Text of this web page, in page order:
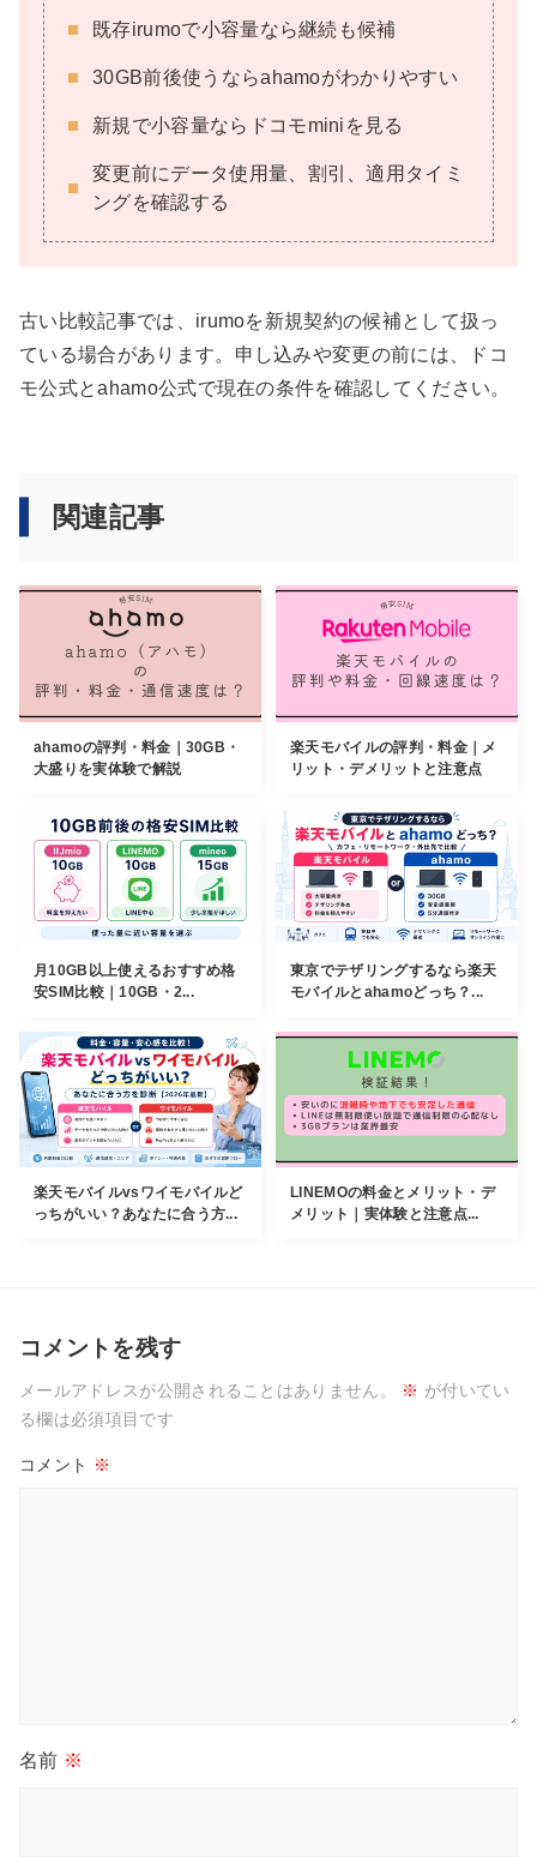
既存irumoで小容量なら継続も候補
30GB前後使うならahamoがわかりやすい
新規で小容量ならドコモminiを見る
変更前にデータ使用量、割引、適用タイミ
ングを確認する
古い比較記事では、irumoを新規契約の候補として扱っ
ている場合があります。申し込みや変更の前には、ドコ
モ公式とahamo公式で現在の条件を確認してください。
関連記事
ahamoの評判・料金｜30GB・
大盛りを実体験で解説
楽天モバイルの評判・料金｜メ
リット・デメリットと注意点
月10GB以上使えるおすすめ格
安SIM比較｜10GB・2...
東京でテザリングするなら楽天
モバイルとahamoどっち？...
楽天モバイルvsワイモバイルど
っちがいい？あなたに合う方...
LINEMOの料金とメリット・デ
メリット｜実体験と注意点...
コメントを残す
メールアドレスが公開されることはありません。 ※ が付いてい
る欄は必須項目です
コメント ※
名前 ※